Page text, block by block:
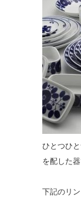
ひとつひ
を配した器
下記のリ